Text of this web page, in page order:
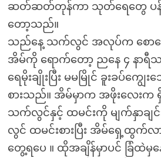
ဆတ်ဆတ်တုန်ကာ သုတ်ရေတွေ ပန်
တော့သည်။
သည်နေ့ သက်လွင် အလုပ်က စောစ
အိမ်ကို ရောက်တော့ ညနေ ၄ နာရီ
ရေမိုးချိုးပြီး မမမြိုင် ခူးခပ်ကျွေ
စားသည်။ အိမ်မှာက အဖိုးလေးက
သက်လွင်နှင့် ထမင်းကို မျက်နှာချင်
လွင် ထမင်းစားပြီး အိမ်ရှေ့ထွက်လ
တွေ့ရပေ ။ ထိုအချိန်မှာပင် ခြံထဲမှန